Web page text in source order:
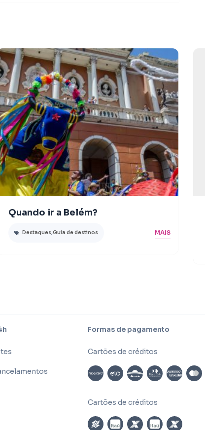
Quando ir a Belém?
Destaques,Guia de destinos MAIS
Formas de pagamento
Cartões de créditos
Cartões de créditos